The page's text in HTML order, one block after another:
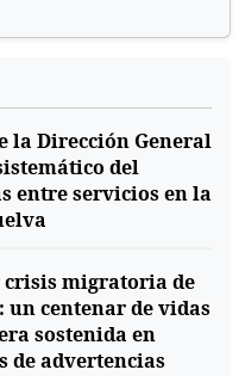
la Dirección General
del
entre servicios en la
crisis migratoria de
centenar de vidas
sostenida en
de advertencias